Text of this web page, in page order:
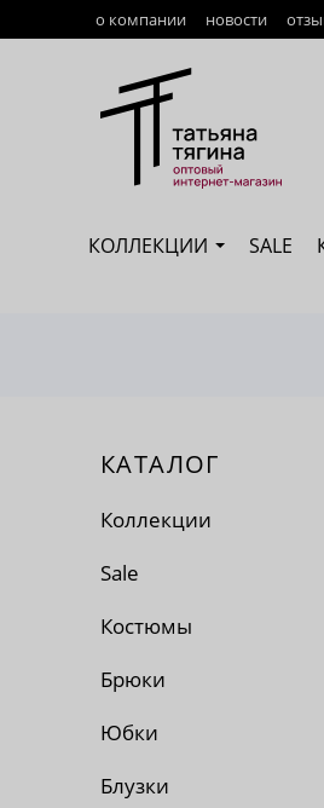
о компании
Доставка
Возврат
новости
КОЛЛЕКЦИИ SALE
КАТАЛОГ
Коллекции
Sale
Костюмы
Брюки
Юбки
Блузки